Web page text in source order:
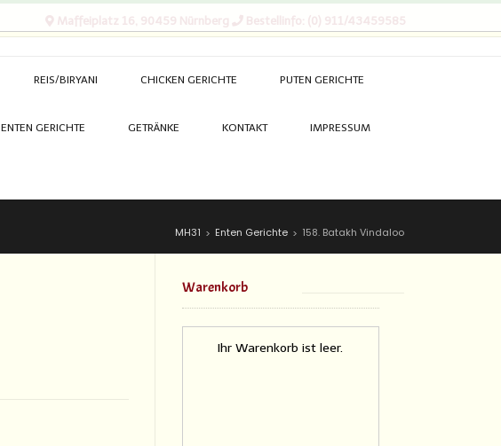
Maffeiplatz 16, 90459 Nürnberg Bestellinfo: (0) 911/43459585
REIS/BIRYANI CHICKEN GERICHTE PUTEN GERICHTE
ENTEN GERICHTE GETRÄNKE KONTAKT IMPRESSUM
MH31 > Enten Gerichte > 158. Batakh Vindaloo
Warenkorb
Ihr Warenkorb ist leer.